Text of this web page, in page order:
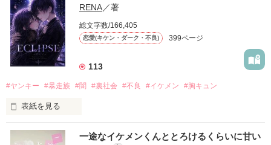
モテる人を好きになるのが怖かった。
だから私は、中学時代に大好きだった彼を自分から振った。
もう会うことはないと思っていたのに、
高校生になって再会した彼は、隣の学校で”王子様”と呼ばれる
他の女の子には冷たいのに
私にだけ昔と変わらない笑顔を向けてくる。
RENA／著
総文字数/166,405
恋愛(キケン・ダーク・不良) 399ページ
113
#ヤンキー #暴走族 #闇 #裏社会 #不良 #イケメン #胸キュン
表紙を見る
表紙画像はAIです
一途なイケメンくんととろけるくらいに甘い